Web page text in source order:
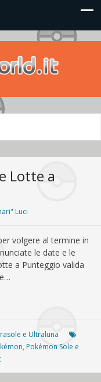
e Nintendo
Lotte a
Luci
volgere al termine in
le date e le
a Punteggio valida
e Ultraluna
, Pokémon Sole e